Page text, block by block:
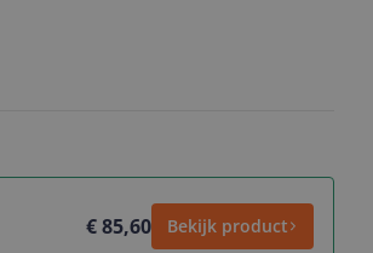
€ 85,60 Bekijk product